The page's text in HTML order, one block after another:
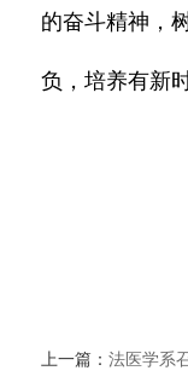
的奋斗精神，
负，培养有新
上一篇：法医学系